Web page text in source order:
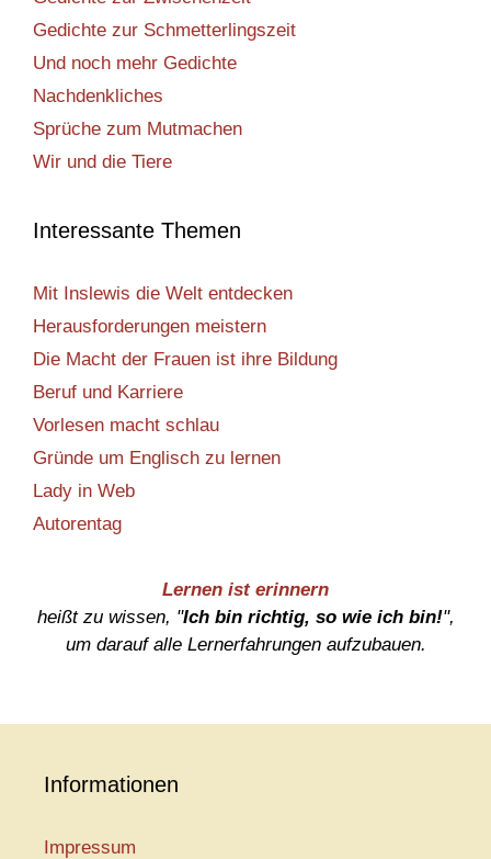
Gedichte zur Schmetterlingszeit
Und noch mehr Gedichte
Nachdenkliches
Sprüche zum Mutmachen
Wir und die Tiere
Interessante Themen
Mit Inslewis die Welt entdecken
Herausforderungen meistern
Die Macht der Frauen ist ihre Bildung
Beruf und Karriere
Vorlesen macht schlau
Gründe um Englisch zu lernen
Lady in Web
Autorentag
Lernen ist erinnern
heißt zu wissen, "Ich bin richtig, so wie ich bin!",
um darauf alle Lernerfahrungen aufzubauen.
Informationen
Impressum